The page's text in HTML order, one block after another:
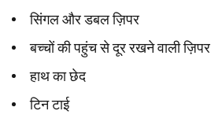
सिंगल और डबल ज़िपर
बच्चों की पहुंच से दूर रखने वाली ज़िपर
हाथ का छेद
टिन टाई